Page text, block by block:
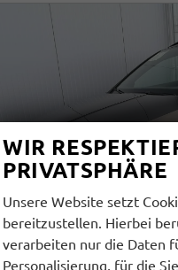
WIR
PRIVATSPHÄRE
Unsere Website setzt
bereitzustellen. Hierbei
verarbeiten nur die Daten
Personalisierung, für die